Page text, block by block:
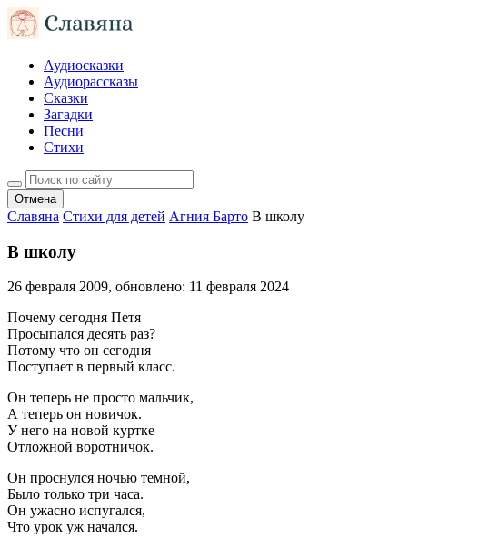
Аудиосказки
Аудиорассказы
Сказки
Загадки
Песни
Стихи
Отмена
Славяна Стихи для детей Агния Барто В школу
В школу
26 февраля 2009, обновлено: 11 февраля 2024
Почему сегодня Петя
Просыпался десять раз?
Потому что он сегодня
Поступает в первый класс.
Он теперь не просто мальчик,
А теперь он новичок.
У него на новой куртке
Отложной воротничок.
Он проснулся ночью темной,
Было только три часа.
Он ужасно испугался,
Что урок уж начался.